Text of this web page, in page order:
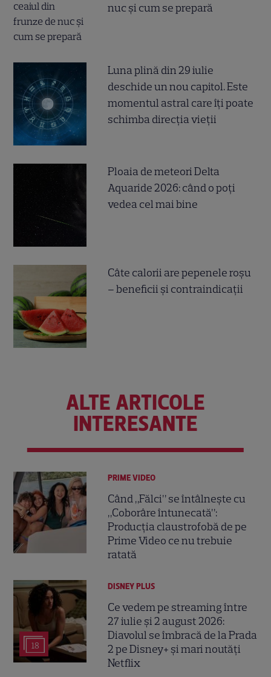
nuc și cum se prepară
Luna plină din 29 iulie
deschide un nou capitol. Este
momentul astral care îți poate
schimba direcția vieții
Ploaia de meteori Delta
Aquaride 2026: când o poți
vedea cel mai bine
Câte calorii are pepenele roșu
– beneficii și contraindicații
ALTE ARTICOLE
INTERESANTE
PRIME VIDEO
Când „Fălci” se întâlnește cu
„Coborâre întunecată”:
Producția claustrofobă de pe
Prime Video ce nu trebuie
ratată
18
DISNEY PLUS
Ce vedem pe streaming între
27 iulie și 2 august 2026:
Diavolul se îmbracă de la Prada
2 pe Disney+ și mari noutăți
Netflix